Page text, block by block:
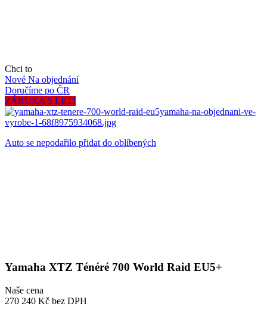
Chci to
Nové Na objednání
Doručíme po ČR
ZÁRUKA 5 LET!
Auto se nepodařilo přidat do oblíbených
Yamaha XTZ Ténéré 700 World Raid EU5+
Naše cena
270 240 Kč bez DPH